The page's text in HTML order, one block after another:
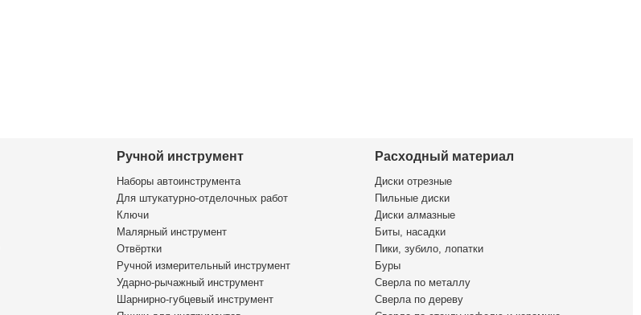
Ручной инструмент
Наборы автоинструмента
Для штукатурно-отделочных работ
Ключи
Малярный инструмент
Отвёртки
Ручной измерительный инструмент
Ударно-рычажный инструмент
Шарнирно-губцевый инструмент
Расходный материал
Диски отрезные
Пильные диски
Диски алмазные
Биты, насадки
Пики, зубило, лопатки
Буры
Сверла по металлу
Сверла по дереву